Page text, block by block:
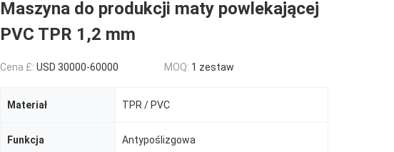
Maszyna do produkcji maty powlekającej
PVC TPR 1,2 mm
Cena £: USD 30000-60000 MOQ: 1 zestaw
Materiał TPR / PVC
Funkcja Antypoślizgowa